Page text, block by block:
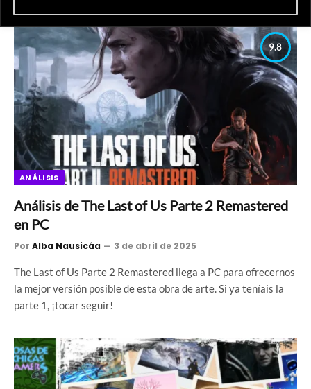
9.8
ANÁLISIS
Análisis de The Last of Us Parte 2 Remastered
en PC
Por Alba Nausicáa 3 de abril de 2025
The Last of Us Parte 2 Remastered llega a PC para ofrecernos
la mejor versión posible de esta obra de arte. Si ya teníais la
parte 1, ¡tocar seguir!